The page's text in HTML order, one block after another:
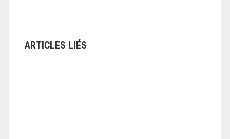
ARTICLES LIÉS